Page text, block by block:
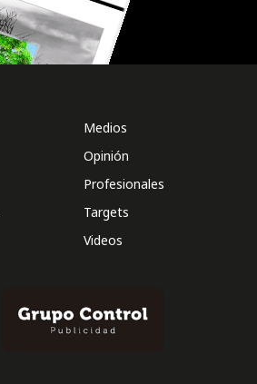
Medios
Opinión
Profesionales
Targets
Videos